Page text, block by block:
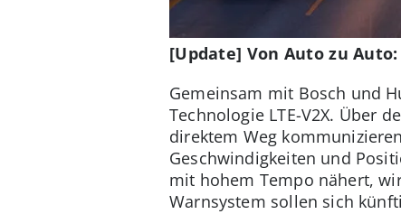
[Update] Von Auto zu
Gemeinsam mit Bosch und
Technologie LTE-V2X. Über
direktem Weg
Geschwindigkeiten und
mit hohem Tempo nähert,
Warnsystem sollen sich